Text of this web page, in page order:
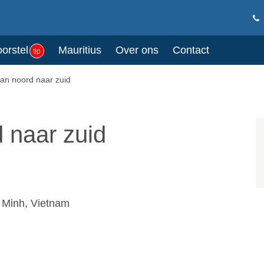
tip Mauritius Over ons Contact
noord naar zuid
naar zuid
Vietnam